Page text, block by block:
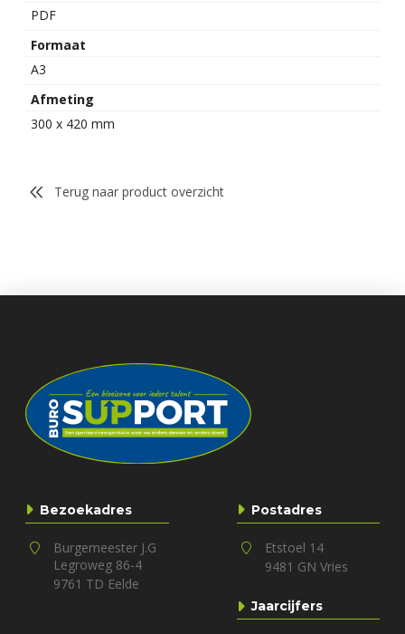
PDF
Formaat
A3
Afmeting
300 x 420 mm
Terug naar product overzicht
Bezoekadres
Burgemeester J.G
Legroweg 86-4
9761 TD Eelde
Postadres
Etstoel 14
9481 GN Vries
Jaarcijfers